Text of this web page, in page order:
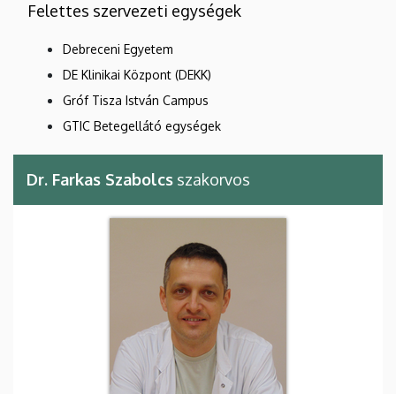
Felettes szervezeti egységek
Debreceni Egyetem
DE Klinikai Központ (DEKK)
Gróf Tisza István Campus
GTIC Betegellátó egységek
Dr. Farkas Szabolcs szakorvos